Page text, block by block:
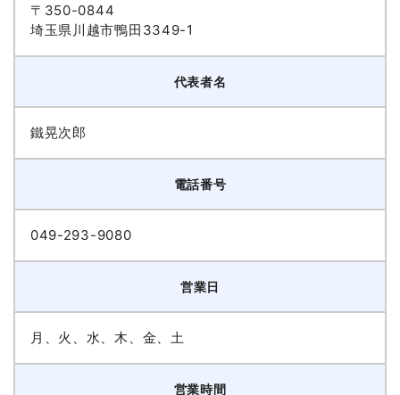
〒350-0844
埼玉県川越市鴨田3349-1
代表者名
鐵晃次郎
電話番号
049-293-9080
営業日
月、火、水、木、金、土
営業時間